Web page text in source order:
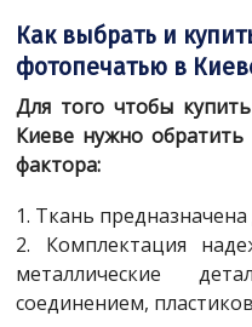
Как выбрать и
фотопечатью в
Для того чтобы
Киеве нужно
фактора:
1. Ткань
2. Комплектация
металлические
соединением,